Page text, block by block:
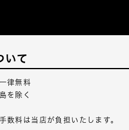
いて
律無料
を除く
数料は当店が負担いたします。